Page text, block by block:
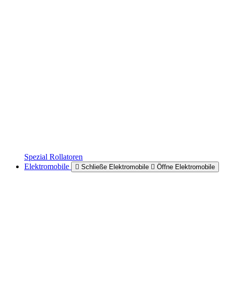
Spezial Rollatoren
Elektromobile
Schließe Elektromobile Öffne Elektromobile